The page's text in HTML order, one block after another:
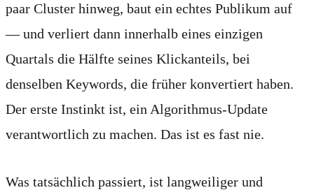
paar Cluster hinweg, baut ein echtes Publikum auf
— und verliert dann innerhalb eines einzigen
Quartals die Hälfte seines Klickanteils, bei
denselben Keywords, die früher konvertiert haben.
Der erste Instinkt ist, ein Algorithmus-Update
verantwortlich zu machen. Das ist es fast nie.
Was tatsächlich passiert, ist langweiliger und